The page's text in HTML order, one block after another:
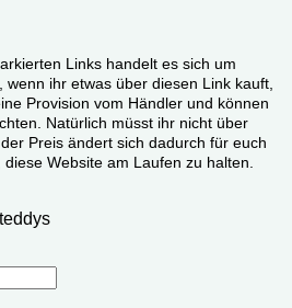
Links handelt es sich um
ihr etwas über diesen Link kauft,
Provision vom Händler und können
Natürlich müsst ihr nicht über
Preis ändert sich dadurch für euch
Website am Laufen zu halten.